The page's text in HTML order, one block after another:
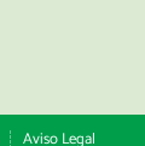
Aviso Legal